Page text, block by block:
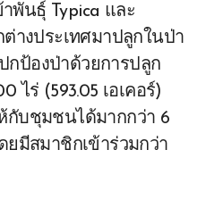
พันธุ์ Typica และ
างประเทศมาปลูกในป่า
กป้องป่าด้วยการปลูก
ไร่ (593.05 เอเคอร์)
กับชุมชนได้มากกว่า 6
ยมีสมาชิกเข้าร่วมกว่า